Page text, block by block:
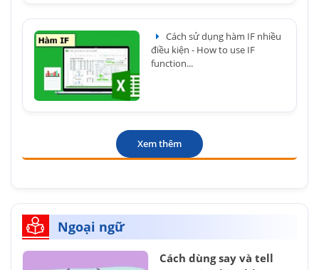
Cách sử dụng hàm IF nhiều
điều kiện - How to use IF
function...
Xem thêm
Ngoại ngữ
Cách dùng say và tell